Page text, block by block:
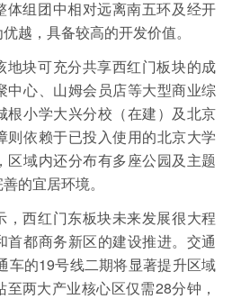
体组团中相对远离南五环及经开
越，具备较高的开发价值。
地块可充分共享西红门板块的成
中心、山姆会员店等大型商业综
根小学大兴分校（在建）及北京
则依赖于已投入使用的北京大学
区域内还分布有多座公园及主题
的宜居环境。
，西红门东板块未来发展很大程
首都商务新区的建设推进。交通
车的19号线二期将显著提升区域
两大产业核心区仅需28分钟，